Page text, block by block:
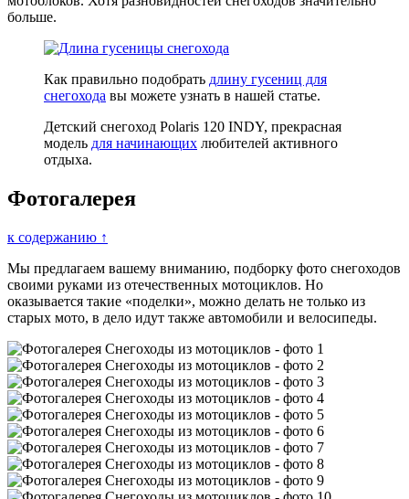
больше.
Как правильно подобрать длину гусениц для
снегохода вы можете узнать в нашей статье.
Детский снегоход Polaris 120 INDY, прекрасная
модель для начинающих любителей активного
отдыха.
Фотогалерея
к содержанию ↑
Мы предлагаем вашему вниманию, подборку фото снегоходов
своими руками из отечественных мотоциклов. Но
оказывается такие «поделки», можно делать не только из
старых мото, в дело идут также автомобили и велосипеды.